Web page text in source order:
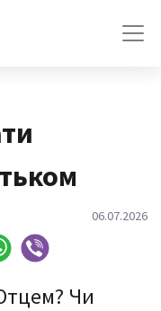
06.07.2026
Чи